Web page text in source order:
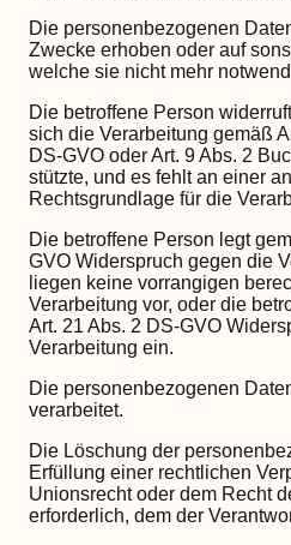
Die personenbezogenen
Zwecke erhoben oder auf
welche sie nicht mehr
Die betroffene Person
sich die Verarbeitung gemäß
DS-GVO oder Art. 9 Abs. 2
stützte, und es fehlt an einer
Rechtsgrundlage für die
Die betroffene Person legt
GVO Widerspruch gegen die
liegen keine vorrangigen
Verarbeitung vor, oder die
Art. 21 Abs. 2 DS-GVO
Verarbeitung ein.
Die personenbezogenen
verarbeitet.
Die Löschung der
Erfüllung einer rechtlichen
Unionsrecht oder dem Recht
erforderlich, dem der